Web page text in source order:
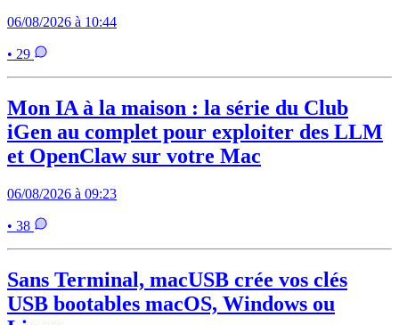
06/08/2026 à 10:44
• 29
Mon IA à la maison : la série du Club
iGen au complet pour exploiter des LLM
et OpenClaw sur votre Mac
06/08/2026 à 09:23
• 38
Sans Terminal, macUSB crée vos clés
USB bootables macOS, Windows ou